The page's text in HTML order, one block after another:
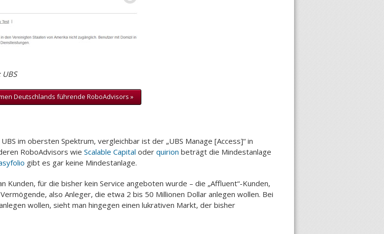
Deutschlands führende RoboAdvisors »
im obersten Spektrum, vergleichbar ist der „UBS Manage [Access]“ in
RoboAdvisors wie Scalable Capital oder quirion beträgt die Mindestanlage
gibt es gar keine Mindestanlage.
Kunden, für die bisher kein Service angeboten wurde – die „Affluent“-Kunden,
also Anleger, die etwa 2 bis 50 Millionen Dollar anlegen wollen. Bei
wollen, sieht man hingegen einen lukrativen Markt, der bisher